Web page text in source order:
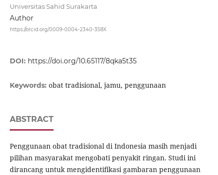
Universitas Sahid Surakarta
Author
https://orcid.org/0009-0004-2340-358X
DOI: https://doi.org/10.65117/8qka5t35
Keywords: obat tradisional, jamu, penggunaan
ABSTRACT
Penggunaan obat tradisional di Indonesia masih menjadi
pilihan masyarakat mengobati penyakit ringan. Studi ini
dirancang untuk mengidentifikasi gambaran penggunaan